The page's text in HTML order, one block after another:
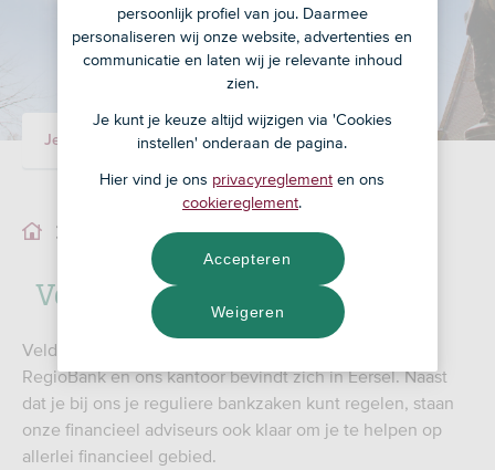
Je adviseur Ons team
Veldsink - Verberkmoes
Veldsink-Verberkmoes is zelfstandig adviseur van
RegioBank en ons kantoor bevindt zich in Eersel. Naast
dat je bij ons je reguliere bankzaken kunt regelen, staan
onze financieel adviseurs ook klaar om je te helpen op
allerlei financieel gebied.
persoonlijk profiel van jou. Daarmee
personaliseren wij onze website, advertenties en
communicatie en laten wij je relevante inhoud
zien.
Je kunt je keuze altijd wijzigen via 'Cookies
instellen' onderaan de pagina.
Hier vind je ons privacyreglement en ons
cookiereglement.
Weigeren
Accepteren